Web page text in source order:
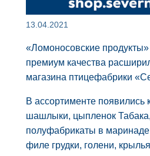
13.04.2021
«Ломоносовские
премиум качества
магазина птицефабрики
В ассортименте появились
шашлыки, цыпленок
полуфабрикаты в
филе грудки, голени,